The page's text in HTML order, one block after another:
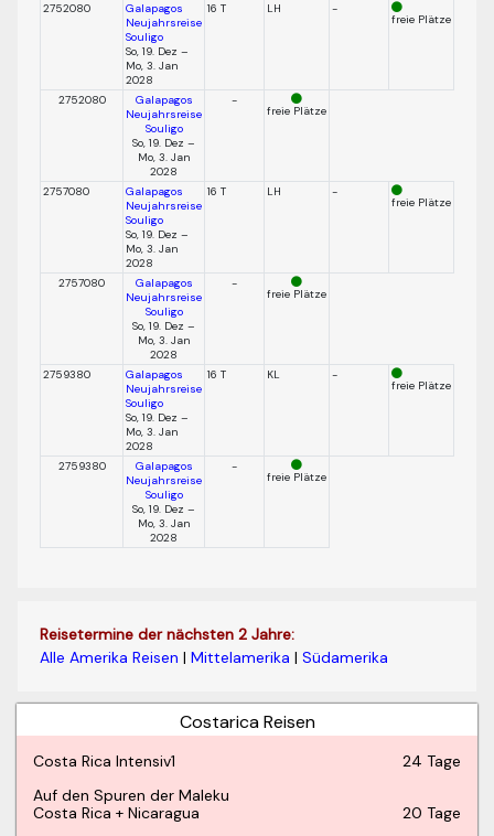
2752080
Galapagos
Neujahrsreise
Souligo
So, 19. Dez –
Mo, 3. Jan
2028
16 T LH -
freie Plätze
2752080
Galapagos
Neujahrsreise
Souligo
So, 19. Dez –
Mo, 3. Jan
2028
-
freie Plätze
2757080
Galapagos
Neujahrsreise
Souligo
So, 19. Dez –
Mo, 3. Jan
2028
16 T LH -
freie Plätze
2757080
Galapagos
Neujahrsreise
Souligo
So, 19. Dez –
Mo, 3. Jan
2028
-
freie Plätze
2759380
Galapagos
Neujahrsreise
Souligo
So, 19. Dez –
Mo, 3. Jan
2028
16 T KL -
freie Plätze
2759380
Galapagos
Neujahrsreise
Souligo
So, 19. Dez –
Mo, 3. Jan
2028
-
freie Plätze
Reisetermine der nächsten 2 Jahre:
Alle Amerika Reisen | Mittelamerika | Südamerika
Costarica Reisen
Costa Rica Intensiv1
24 Tage
Auf den Spuren der Maleku
Costa Rica + Nicaragua
20 Tage